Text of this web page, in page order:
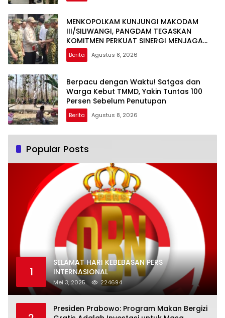
MENKOPOLKAM KUNJUNGI MAKODAM
III/SILIWANGI, PANGDAM TEGASKAN
KOMITMEN PERKUAT SINERGI MENJAGA
STABILITAS NASIONAL
Berita Agustus 8, 2026
Berpacu dengan Waktu! Satgas dan
Warga Kebut TMMD, Yakin Tuntas 100
Persen Sebelum Penutupan
Berita Agustus 8, 2026
Popular Posts
1
SELAMAT HARI KEBEBASAN PERS
INTERNASIONAL
Mei 3, 2025 224694
Presiden Prabowo: Program Makan Bergizi